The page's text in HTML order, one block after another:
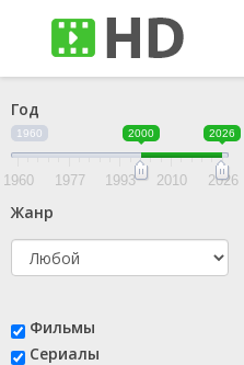
Год
1960 2000 2026
1960 1977 1993 2010 2026
Жанр
Фильмы
Сериалы